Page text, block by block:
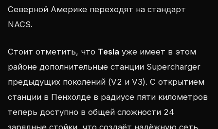
Северной Америке переходят на стандарт
NACS.
Стоит отметить, что Tesla уже имеет в этом
районе дополнительные станции Supercharger
предыдущих поколений (V2 и V3). С открытием
станции в Пенхолде в радиусе пяти километров
теперь доступно в общей сложности 24